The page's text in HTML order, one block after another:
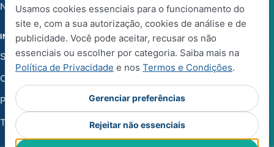
Notícias
INSTITUCIONAL
Sobre a Life Center Shop
Central de Ajuda
Política de Privacidade
Termos e Condições de Uso
Usamos cookies essenciais para o funcionamento do
site e, com a sua autorização, cookies de análise e de
publicidade. Você pode aceitar, recusar os não
essenciais ou escolher por categoria. Saiba mais na
Política de Privacidade e nos Termos e Condições.
Gerenciar preferências
Rejeitar não essenciais